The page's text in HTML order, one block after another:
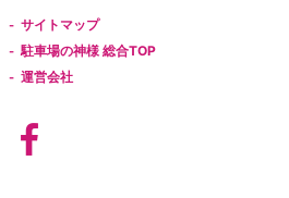
- サイトマップ
- 駐車場の神様 総合TOP
- 運営会社